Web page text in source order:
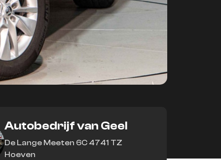
Autobedrijf van Geel
De Lange Meeten 6C 4741 TZ
Hoeven